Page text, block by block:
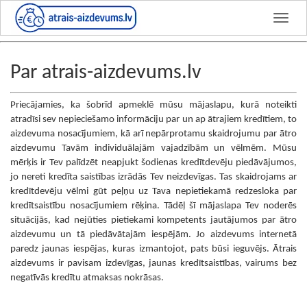
Par atrais-aizdevums.lv
Priecājamies, ka šobrīd apmeklē mūsu mājaslapu, kurā noteikti
atradīsi sev nepieciešamo informāciju par un ap ātrajiem kredītiem, to
aizdevuma nosacījumiem, kā arī nepārprotamu skaidrojumu par ātro
aizdevumu Tavām individuālajām vajadzībām un vēlmēm. Mūsu
mērķis ir Tev palīdzēt neapjukt šodienas kredītdevēju piedāvājumos,
jo nereti kredīta saistības izrādās Tev neizdevīgas. Tas skaidrojams ar
kredītdevēju vēlmi gūt peļņu uz Tava nepietiekamā redzesloka par
kredītsaistību nosacījumiem rēķina. Tādēļ šī mājaslapa Tev noderēs
situācijās, kad nejūties pietiekami kompetents jautājumos par ātro
aizdevumu un tā piedāvātajām iespējām. Jo aizdevums internetā
paredz jaunas iespējas, kuras izmantojot, pats būsi ieguvējs. Ātrais
aizdevums ir pavisam izdevīgas, jaunas kredītsaistības, vairums bez
negatīvās kredītu atmaksas nokrāsas.